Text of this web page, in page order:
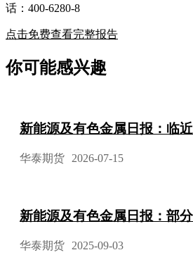
话：400-6280-8
点击免费查看完整报告
你可能感兴趣
新能源及有色金属日报：临
华泰期货 2026-07-15
新能源及有色金属日报：部
华泰期货 2025-09-03